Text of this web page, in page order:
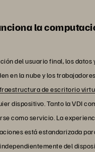
la
del usuario final, los datos
en la nube y los
de escritorio
dispositivo. Tanto la VDI
como servicio. La
está estandarizada
del